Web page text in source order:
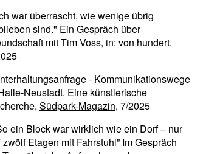
war überrascht, wie wenige übrig
sind." Ein Gespräch über
mit Tim Voss, in: von hundert.
- Kommunikationswege
Neustadt. Eine künstlerische
Südpark-Magazin, 7/2025
ein Block war wirklich wie ein Dorf – nur
zwölf Etagen mit Fahrstuhl” Im Gespräch